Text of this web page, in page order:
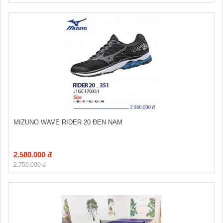
MIZUNO WAVE RIDER 20 ĐEN NAM
2.580.000 đ
2.750.000 đ